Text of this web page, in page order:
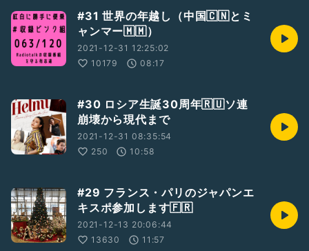
#31 世界の年越し（中国🇨🇳とミ
ャンマー🇲🇲）
2021-12-31 12:25:02
10179
08:17
#30 ロシア生誕30周年🇷🇺ソ連
崩壊から現代まで
2021-12-31 08:35:54
250
10:58
#29 フランス・パリのジャパンエ
キスポ参加します🇫🇷
2021-12-13 20:06:44
13630
11:57